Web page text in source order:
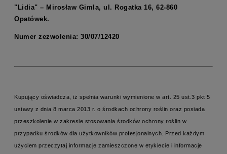
"Lidia" – Mirosław Gimla, ul. Rogatka 16, 62-860
Opatówek.
Numer zezwolenia: 30/07/12420
Kupujący oświadcza, iż spełnia warunki wymienione w art. 25 ust.3 pkt 5
ustawy z dnia 8 marca 2013 r. o środkach ochrony roślin oraz posiada
przeszkolenie w zakresie stosowania środków ochrony roślin w
przypadku środków dla użytkowników profesjonalnych. Przed każdym
użyciem przeczytaj informacje zamieszczone w etykiecie i informacje